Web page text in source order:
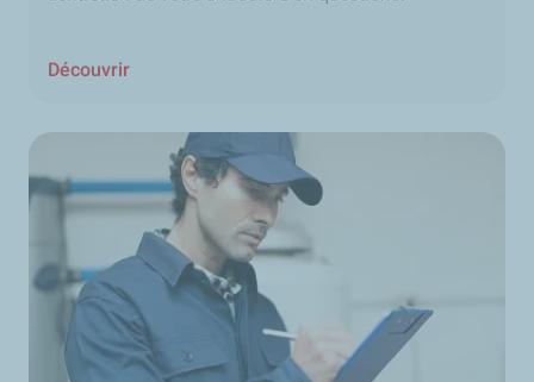
Découvrir